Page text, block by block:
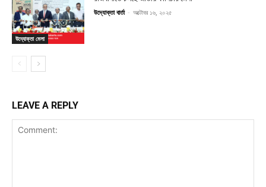
উদ্যোক্তা মেলা
উদ্যোক্তা বার্তা - অক্টোবর ১৬, ২০২৫
LEAVE A REPLY